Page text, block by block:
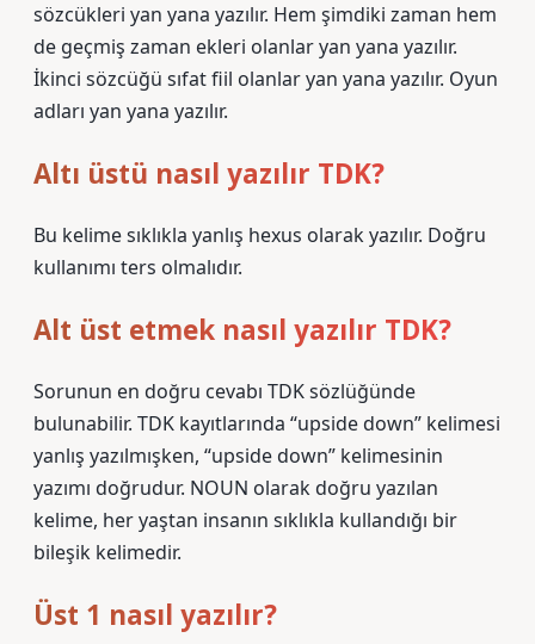
sözcükleri yan yana yazılır. Hem şimdiki zaman hem
de geçmiş zaman ekleri olanlar yan yana yazılır.
İkinci sözcüğü sıfat fiil olanlar yan yana yazılır. Oyun
adları yan yana yazılır.
Altı üstü nasıl yazılır TDK?
Bu kelime sıklıkla yanlış hexus olarak yazılır. Doğru
kullanımı ters olmalıdır.
Alt üst etmek nasıl yazılır TDK?
Sorunun en doğru cevabı TDK sözlüğünde
bulunabilir. TDK kayıtlarında “upside down” kelimesi
yanlış yazılmışken, “upside down” kelimesinin
yazımı doğrudur. NOUN olarak doğru yazılan
kelime, her yaştan insanın sıklıkla kullandığı bir
bileşik kelimedir.
Üst 1 nasıl yazılır?